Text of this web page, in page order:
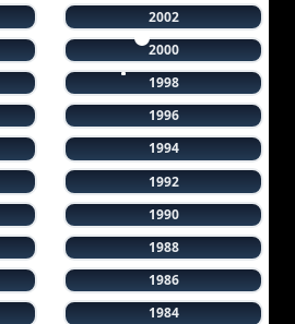
2002
2000
1998
1996
1994
1992
1990
1988
1986
1984